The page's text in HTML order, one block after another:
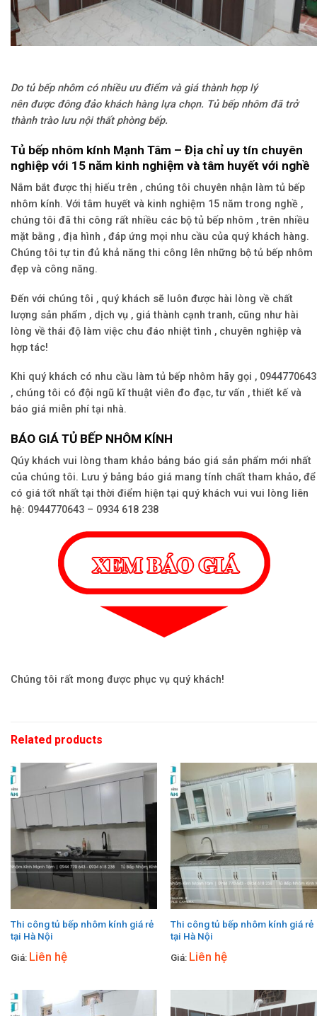
Do tủ bếp nhôm có nhiều ưu điểm và giá thành hợp lý
nên được đông đảo khách hàng lựa chọn. Tủ bếp nhôm đã trở
thành trào lưu nội thất phòng bếp.
Tủ bếp nhôm kính Mạnh Tâm – Địa chỉ uy tín chuyên
nghiệp với 15 năm kinh nghiệm và tâm huyết với nghề
Nắm bắt được thị hiếu trên , chúng tôi chuyên nhận làm tủ bếp
nhôm kính. Với tâm huyết và kinh nghiệm 15 năm trong nghề ,
chúng tôi đã thi công rất nhiều các bộ tủ bếp nhôm , trên nhiều
mặt bằng , địa hình , đáp ứng mọi nhu cầu của quý khách hàng.
Chúng tôi tự tin đủ khả năng thi công lên những bộ tủ bếp nhôm
đẹp và công năng.
Đến với chúng tôi , quý khách sẽ luôn được hài lòng về chất
lượng sản phẩm , dịch vụ , giá thành cạnh tranh, cũng như hài
lòng về thái độ làm việc chu đáo nhiệt tình , chuyên nghiệp và
hợp tác!
Khi quý khách có nhu cầu làm tủ bếp nhôm hãy gọi , 0944770643
, chúng tôi có đội ngũ kĩ thuật viên đo đạc, tư vấn , thiết kế và
báo giá miễn phí tại nhà.
BÁO GIÁ TỦ BẾP NHÔM KÍNH
Qúy khách vui lòng tham khảo bảng báo giá sản phẩm mới nhất
của chúng tôi. Lưu ý bảng báo giá mang tính chất tham khảo, để
có giá tốt nhất tại thời điểm hiện tại quý khách vui vui lòng liên
hệ: 0944770643 – 0934 618 238
Chúng tôi rất mong được phục vụ quý khách!
Related products
Thi công tủ bếp nhôm kính giá rẻ
tại Hà Nội
Giá: Liên hệ
Thi công tủ bếp nhôm kính giá rẻ
tại Hà Nội
Giá: Liên hệ